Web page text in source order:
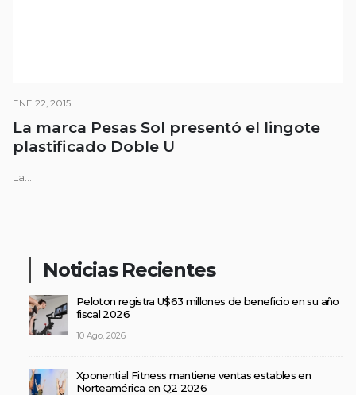
ENE 22, 2015
La marca Pesas Sol presentó el lingote
plastificado Doble U
La...
Noticias Recientes
Peloton registra U$63 millones de beneficio en su año
fiscal 2026
10 Ago, 2026
Xponential Fitness mantiene ventas estables en
Norteamérica en Q2 2026